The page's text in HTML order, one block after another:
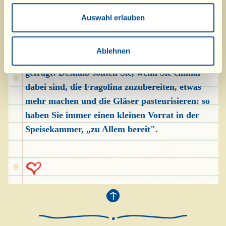
Auswahl erlauben
Ablehnen
des Aperitifs (sie fügt Duft, Farbe, Geschmack
hinzu). Man benötigt einen Esslöffel für jede
Sektflöte. Nach der „Mutter" benannt, wurde
gefragt! Deshalb sollten Sie, wenn Sie einmal
dabei sind, die Fragolina zuzubereiten, etwas
mehr machen und die Gläser pasteurisieren: so
haben Sie immer einen kleinen Vorrat in der
Speisekammer, „zu Allem bereit".